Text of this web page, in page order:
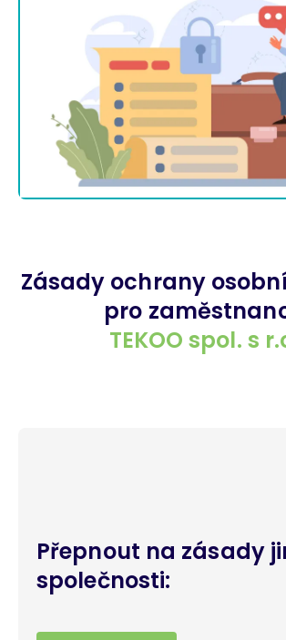
Zásady ochrany
pro
TEKOO spol. s
Přepnout na zásady
společnosti: